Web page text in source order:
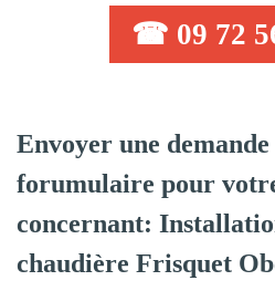
☎ 09 72
Envoyer une
forumulaire pour
concernant:
chaudière Frisquet